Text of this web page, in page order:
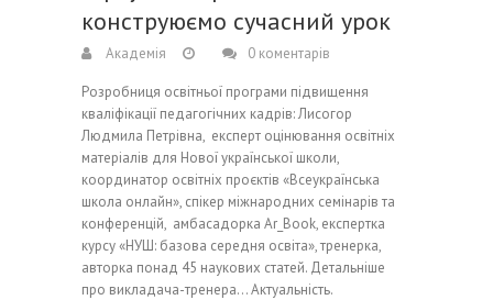
конструюємо сучасний урок
Академія 0 коментарів
Розробниця освітньої програми підвищення
кваліфікації педагогічних кадрів: Лисогор
Людмила Петрівна, експерт оцінювання освітніх
матеріалів для Нової української школи,
координатор освітніх проєктів «Всеукраїнська
школа онлайн», спікер міжнародних семінарів та
конференцій, амбасадорка Ar_Book, експертка
курсу «НУШ: базова середня освіта», тренерка,
авторка понад 45 наукових статей. Детальніше
про викладача-тренера… Актуальність.